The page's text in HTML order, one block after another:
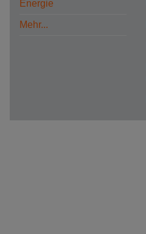
Energie
Mehr...